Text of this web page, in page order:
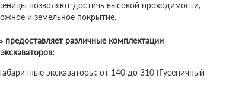
позволяют достичь высокой проходимости,
и земельное покрытие.
предоставляет различные комплектации
экскаваторы: от 140 до 310 (Гусеничный